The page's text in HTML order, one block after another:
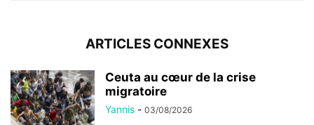
ARTICLES CONNEXES
Ceuta au cœur de la crise
migratoire
Yannis - 03/08/2026